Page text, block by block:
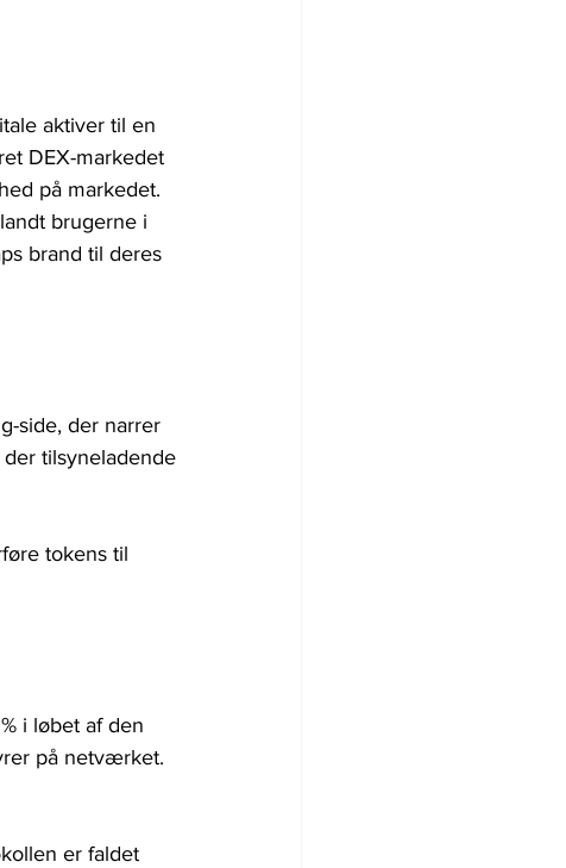
aktiver til en
DEX-markedet
på markedet.
brugerne i
brand til deres
side, der narrer
tilsyneladende
tokens til
i løbet af den
på netværket.
er faldet